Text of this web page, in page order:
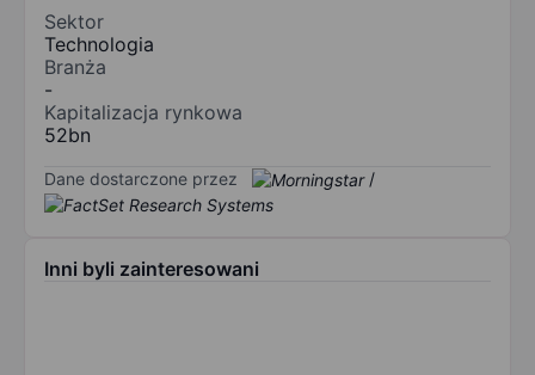
Sektor
Technologia
Branża
-
Kapitalizacja rynkowa
52bn
Dane dostarczone przez /
Inni byli zainteresowani